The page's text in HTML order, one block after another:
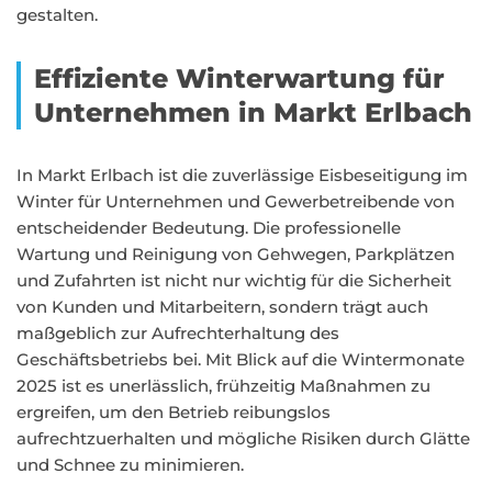
gestalten.
Effiziente Winterwartung für
Unternehmen in Markt Erlbach
In Markt Erlbach ist die zuverlässige Eisbeseitigung im
Winter für Unternehmen und Gewerbetreibende von
entscheidender Bedeutung. Die professionelle
Wartung und Reinigung von Gehwegen, Parkplätzen
und Zufahrten ist nicht nur wichtig für die Sicherheit
von Kunden und Mitarbeitern, sondern trägt auch
maßgeblich zur Aufrechterhaltung des
Geschäftsbetriebs bei. Mit Blick auf die Wintermonate
2025 ist es unerlässlich, frühzeitig Maßnahmen zu
ergreifen, um den Betrieb reibungslos
aufrechtzuerhalten und mögliche Risiken durch Glätte
und Schnee zu minimieren.